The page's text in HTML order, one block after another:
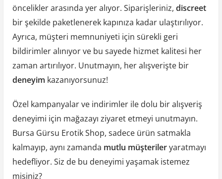
öncelikler arasında yer alıyor. Siparişleriniz, discreet
bir şekilde paketlenerek kapınıza kadar ulaştırılıyor.
Ayrıca, müşteri memnuniyeti için sürekli geri
bildirimler alınıyor ve bu sayede hizmet kalitesi her
zaman artırılıyor. Unutmayın, her alışverişte bir
deneyim kazanıyorsunuz!
Özel kampanyalar ve indirimler ile dolu bir alışveriş
deneyimi için mağazayı ziyaret etmeyi unutmayın.
Bursa Gürsu Erotik Shop, sadece ürün satmakla
kalmayıp, aynı zamanda mutlu müşterileryaratmayı
hedefliyor. Siz de bu deneyimi yaşamak istemez
misiniz?